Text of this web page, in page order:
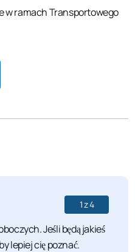
w ramach Transportowego
Jeśli będą jakieś
lepiej cię poznać.
1z4